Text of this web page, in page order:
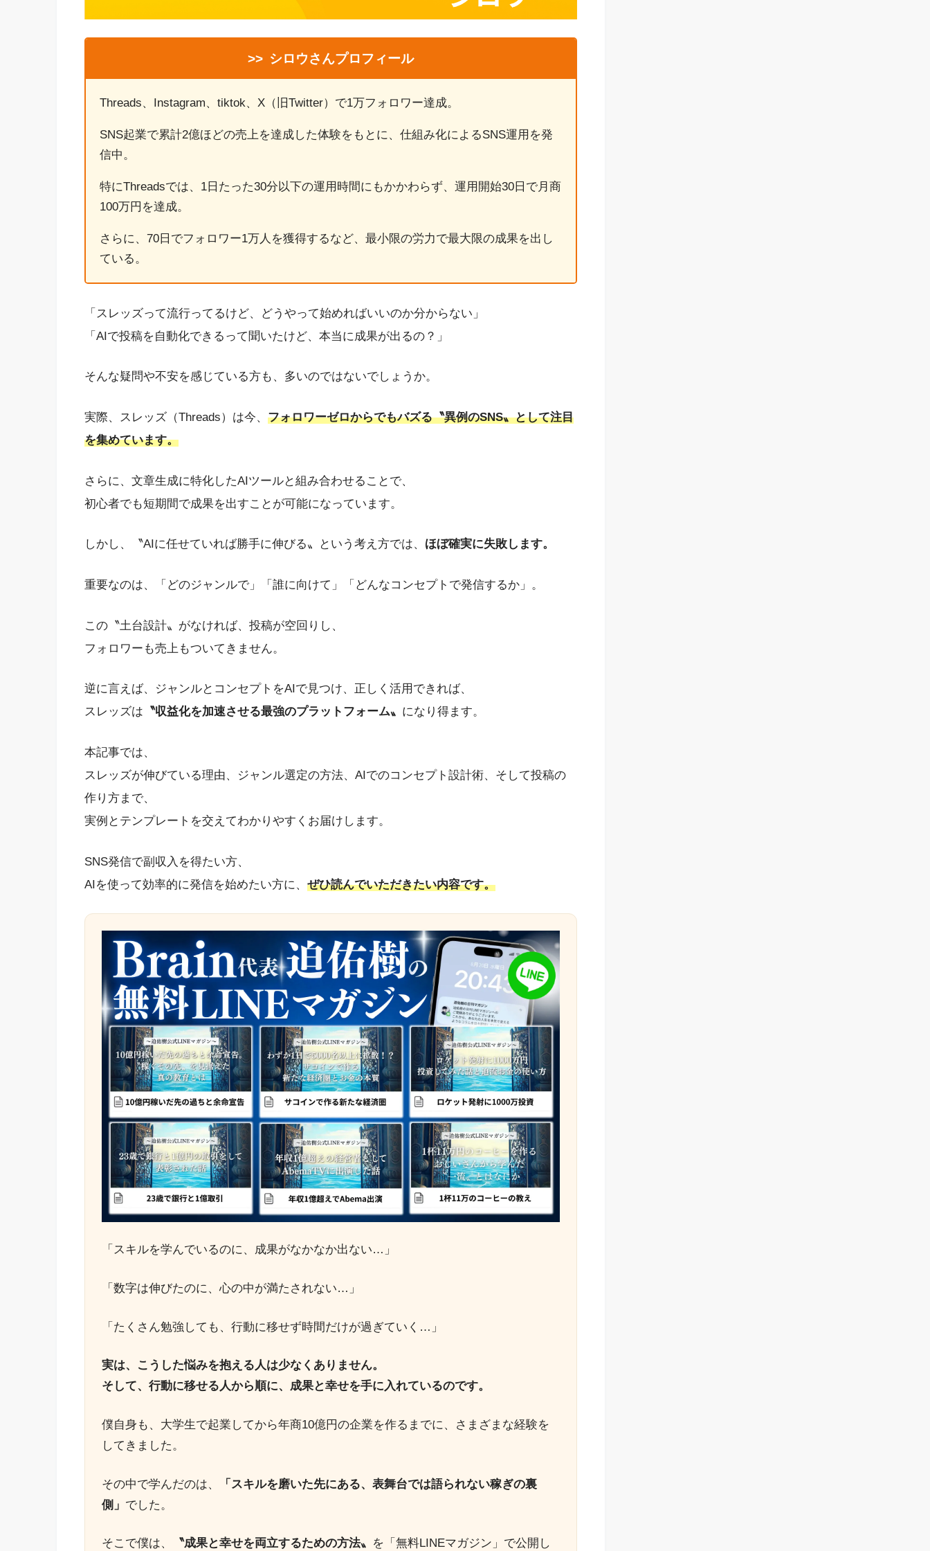
>> シロウさんプロフィール
Threads、Instagram、tiktok、X（旧Twitter）で1万フォロワー達成。
SNS起業で累計2億ほどの売上を達成した体験をもとに、仕組み化によるSNS運用を発
信中。
特にThreadsでは、1日たった30分以下の運用時間にもかかわらず、運用開始30日で月商
100万円を達成。
さらに、70日でフォロワー1万人を獲得するなど、最小限の労力で最大限の成果を出し
ている。
「スレッズって流行ってるけど、どうやって始めればいいのか分からない」
「AIで投稿を自動化できるって聞いたけど、本当に成果が出るの？」
そんな疑問や不安を感じている方も、多いのではないでしょうか。
実際、スレッズ（Threads）は今、 フォロワーゼロからでもバズる〝異例のSNS〟として注目
を集めています。
さらに、文章生成に特化したAIツールと組み合わせることで、
初心者でも短期間で成果を出すことが可能になっています。
しかし、〝AIに任せていれば勝手に伸びる〟という考え方では、 ほぼ確実に失敗します。
重要なのは、「どのジャンルで」「誰に向けて」「どんなコンセプトで発信するか」。
この〝土台設計〟がなければ、投稿が空回りし、
フォロワーも売上もついてきません。
逆に言えば、ジャンルとコンセプトをAIで見つけ、正しく活用できれば、
スレッズは 〝収益化を加速させる最強のプラットフォーム〟 になり得ます。
本記事では、
スレッズが伸びている理由、ジャンル選定の方法、AIでのコンセプト設計術、そして投稿の
作り方まで、
実例とテンプレートを交えてわかりやすくお届けします。
SNS発信で副収入を得たい方、
AIを使って効率的に発信を始めたい方に、 ぜひ読んでいただきたい内容です。
「スキルを学んでいるのに、成果がなかなか出ない…」
「数字は伸びたのに、心の中が満たされない…」
「たくさん勉強しても、行動に移せず時間だけが過ぎていく…」
実は、こうした悩みを抱える人は少なくありません。
そして、行動に移せる人から順に、成果と幸せを手に入れているのです。
僕自身も、大学生で起業してから年商10億円の企業を作るまでに、さまざまな経験を
してきました。
その中で学んだのは、
「スキルを磨いた先にある、表舞台では語られない稼ぎの裏
側」 でした。
そこで僕は、 〝成果と幸せを両立するための方法〟 を「無料LINEマガジン」で公開し